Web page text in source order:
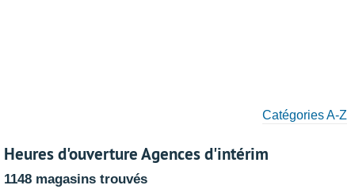
Catégories A-Z
Heures d'ouverture Agences d'intérim
1148 magasins trouvés